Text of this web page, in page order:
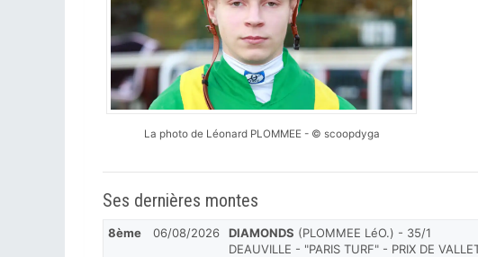
La photo de Léonard PLOMMEE - © scoopdyga
Ses dernières montes
8ème 06/08/2026 DIAMONDS (PLOMMEE LéO.) - 35/1
DEAUVILLE - "PARIS TURF" - PRIX DE